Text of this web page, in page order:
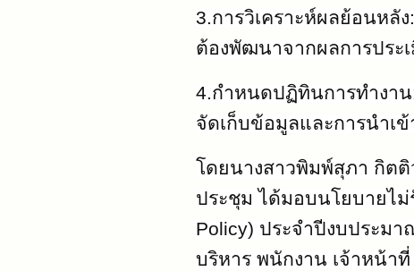
3.การวิเคราะห์ผลย้อนห
ต้องพัฒนาจากผลการประ
4.กำหนดปฏิทินการทำงาน
จัดเก็บข้อมูลและการนำเ
โดยนางสาวพิมพ์สุภา กิต
ประชุม ได้มอบนโยบายไ
Policy) ประจำปีงบประม
บริหาร พนักงาน เจ้าหน้า